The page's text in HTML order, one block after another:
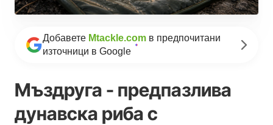
Добавете Mtackle.com в предпочитани
източници в Google
Мъздруга - предпазлива
дунавска риба с